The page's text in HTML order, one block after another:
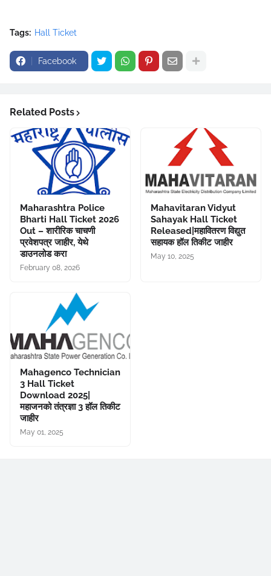
Tags: Hall Ticket
Facebook
Related Posts
Maharashtra Police
Bharti Hall Ticket 2026
Out – शारीरिक चाचणी
प्रवेशपत्र जाहीर, येथे
डाउनलोड करा
February 08, 2026
Mahavitaran Vidyut
Sahayak Hall Ticket
Released|महावितरण विद्युत
सहायक हॉल तिकीट जाहीर
May 10, 2025
Mahagenco Technician
3 Hall Ticket
Download 2025|
महाजनको तंत्रज्ञा 3 हॉल तिकीट
जाहीर
May 01, 2025